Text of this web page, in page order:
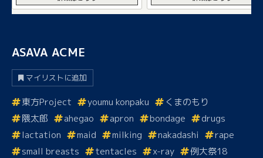
ASAVA ACME
マイリストに追加
東方Project youmu konpaku
くまのもり
隈太郎
ahegao apron bondage
drugs
lactation
maid milking nakadashi
rape
small breasts
tentacles x-ray 例大祭18